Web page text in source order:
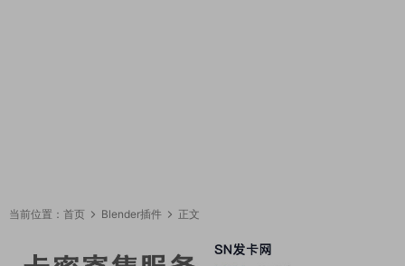
当前位置： 首页 Blender插件 正文